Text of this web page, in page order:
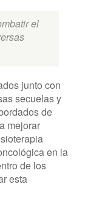
el
junto con
secuelas y
de
mejorar
en la
de los
esta